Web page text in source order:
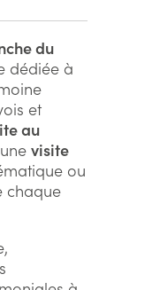
du
dédiée à
et
au
visite
ou
chaque